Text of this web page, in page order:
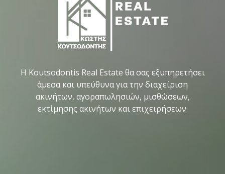
Η Koutsodontis Real Estate θα σας εξυπηρετήσει
άμεσα και υπεύθυνα για την διαχείριση
ακινήτων, αγοραπωλησιών, μισθώσεων,
εκτίμησης ακινήτων και επιχειρήσεων.